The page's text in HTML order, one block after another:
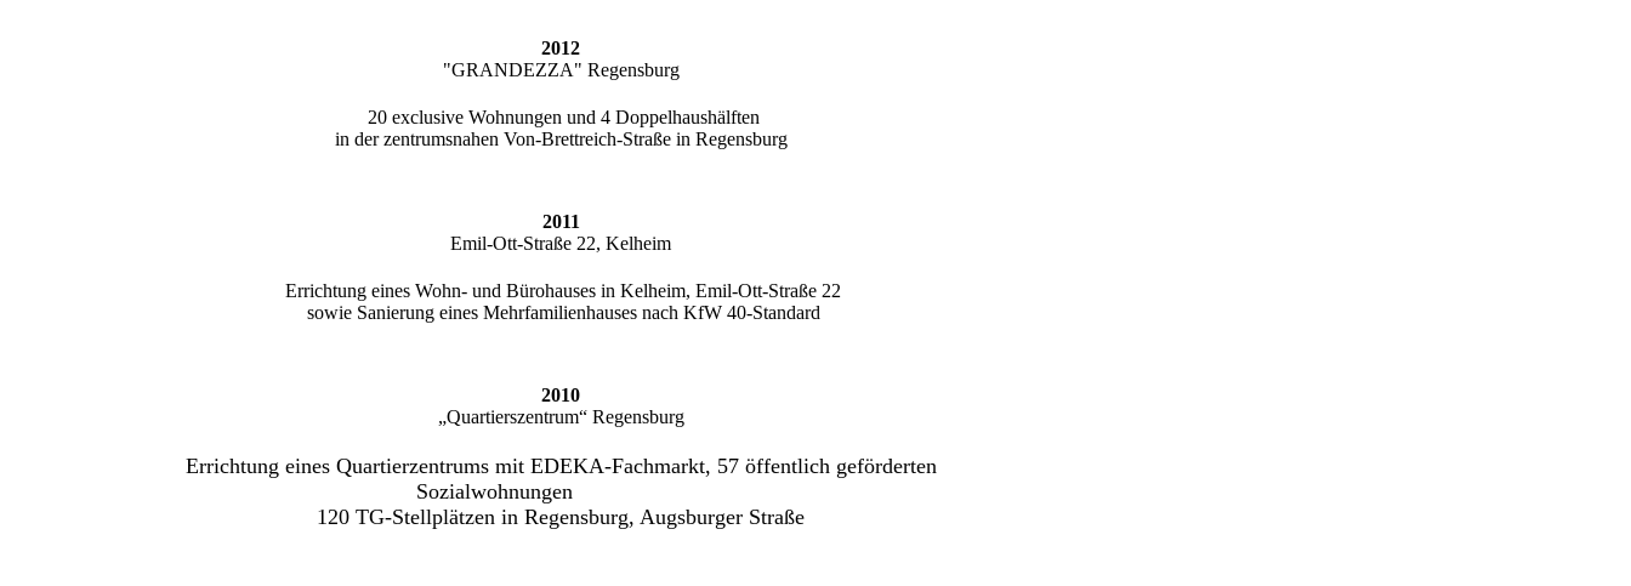
2012
"GRANDEZZA" Regensburg
20 exclusive Wohnungen und 4 Doppelhaushälften
in der zentrumsnahen Von-Brettreich-Straße in Regensburg
2011
Emil-Ott-Straße 22, Kelheim
Errichtung eines Wohn- und Bürohauses in Kelheim, Emil-Ott-Straße 22
sowie Sanierung eines Mehrfamilienhauses nach KfW 40-Standard
2010
„Quartierszentrum“ Regensburg
Errichtung eines Quartierzentrums mit EDEKA-Fachmarkt, 57 öffentlich geförderten
Sozialwohnungen
120 TG-Stellplätzen in Regensburg, Augsburger Straße